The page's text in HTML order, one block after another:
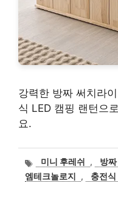
강력한 방짜 써치라
식 LED 캠핑 랜턴으
요.
태
그
미니 후레쉬 , 방
엠테크놀로지
, 충전식